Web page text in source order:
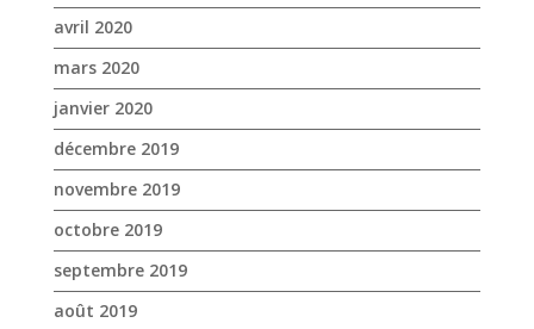
avril 2020
mars 2020
janvier 2020
décembre 2019
novembre 2019
octobre 2019
septembre 2019
août 2019